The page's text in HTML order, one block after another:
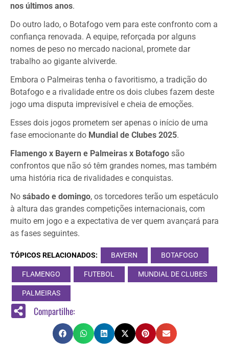
nos últimos anos.
Do outro lado, o Botafogo vem para este confronto com a
confiança renovada. A equipe, reforçada por alguns
nomes de peso no mercado nacional, promete dar
trabalho ao gigante alviverde.
Embora o Palmeiras tenha o favoritismo, a tradição do
Botafogo e a rivalidade entre os dois clubes fazem deste
jogo uma disputa imprevisível e cheia de emoções.
Esses dois jogos prometem ser apenas o início de uma
fase emocionante do Mundial de Clubes 2025.
Flamengo x Bayern e Palmeiras x Botafogo são
confrontos que não só têm grandes nomes, mas também
uma história rica de rivalidades e conquistas.
No sábado e domingo, os torcedores terão um espetáculo
à altura das grandes competições internacionais, com
muito em jogo e a expectativa de ver quem avançará para
as fases seguintes.
TÓPICOS RELACIONADOS: BAYERN BOTAFOGO
FLAMENGO FUTEBOL MUNDIAL DE CLUBES
PALMEIRAS
Compartilhe: